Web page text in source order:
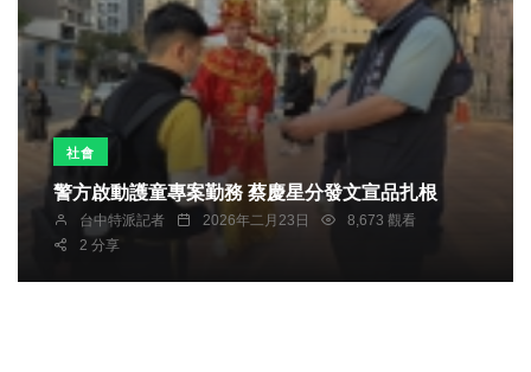
社會
警方啟動護童專案勤務 蔡慶星分發文宣品扎根
台中特派記者 2026年二月23日
8,673 觀看
2 分享